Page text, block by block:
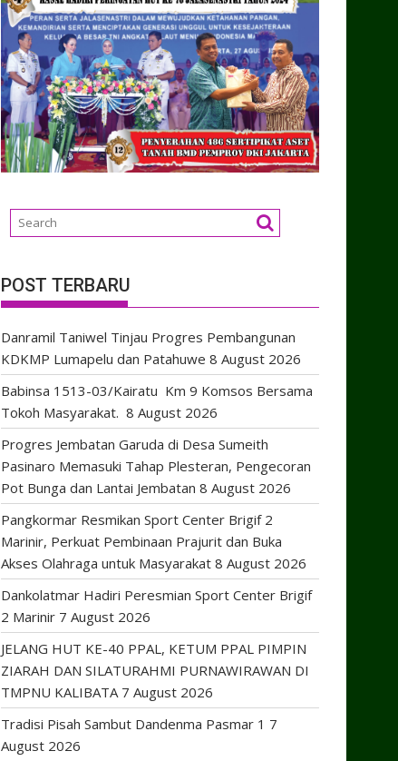
POST TERBARU
Danramil Taniwel Tinjau Progres Pembangunan
KDKMP Lumapelu dan Patahuwe 8 August 2026
Babinsa 1513-03/Kairatu Km 9 Komsos Bersama
Tokoh Masyarakat. 8 August 2026
Progres Jembatan Garuda di Desa Sumeith
Pasinaro Memasuki Tahap Plesteran, Pengecoran
Pot Bunga dan Lantai Jembatan 8 August 2026
Pangkormar Resmikan Sport Center Brigif 2
Marinir, Perkuat Pembinaan Prajurit dan Buka
Akses Olahraga untuk Masyarakat 8 August 2026
Dankolatmar Hadiri Peresmian Sport Center Brigif
2 Marinir 7 August 2026
JELANG HUT KE-40 PPAL, KETUM PPAL PIMPIN
ZIARAH DAN SILATURAHMI PURNAWIRAWAN DI
TMPNU KALIBATA 7 August 2026
Tradisi Pisah Sambut Dandenma Pasmar 1 7
August 2026